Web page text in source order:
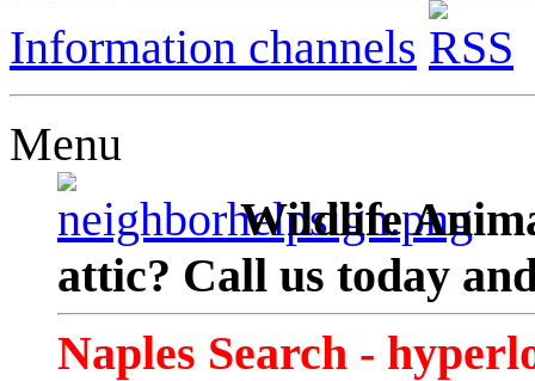
Information channels
Menu
Wildlife
attic? Call us today
Naples Search -